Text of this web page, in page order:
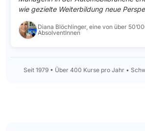
wie gezielte Weiterbildung neue
Diana Blöchlinger, eine von über
AbsolventInnen
Seit 1979 • Über 400 Kurse pro Jahr •